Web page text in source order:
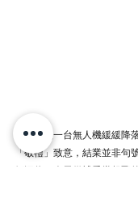
隨著最後一台無人機緩緩降
「敬禮」致意，結業並非句
們深信，今天從博愛堂起飛